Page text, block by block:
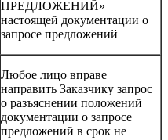
ПРЕДЛОЖЕНИЙ»
настоящей документации о
запросе предложений
Любое лицо вправе
направить Заказчику запрос
о разъяснении положений
документации о запросе
предложений в срок не